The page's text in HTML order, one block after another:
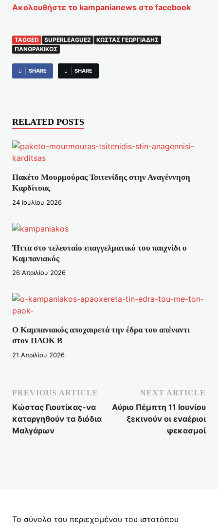
Ακολουθήστε το kampanianews στο facebook
TAGGED SUPERLEAGUE2
ΚΏΣΤΑΣ ΓΕΩΡΓΙΆΔΗΣ
ΠΑΝΘΡΑΚΙΚΌΣ
SHARE SHARE
RELATED POSTS
Πακέτο Μουρμούρας Τσιτενίδης στην Αναγέννηση
Καρδίτσας
24 Ιουλίου 2026
Ήττα στο τελευταίο επαγγελματικό του παιχνίδι ο
Καμπανιακός
26 Απριλίου 2026
Ο Καμπανιακός αποχαιρετά την έδρα του απέναντι
στον ΠΑΟΚ Β
21 Απριλίου 2026
PREVIOUS ARTICLE
Κώστας Γιουτίκας-να
καταργηθούν τα διόδια
Μαλγάρων
NEXT ARTICLE
Αύριο Πέμπτη 11 Ιουνίου
ξεκινούν οι εναέριοι
ψεκασμοί
Το σύνολο του περιεχομένου του ιστοτόπου